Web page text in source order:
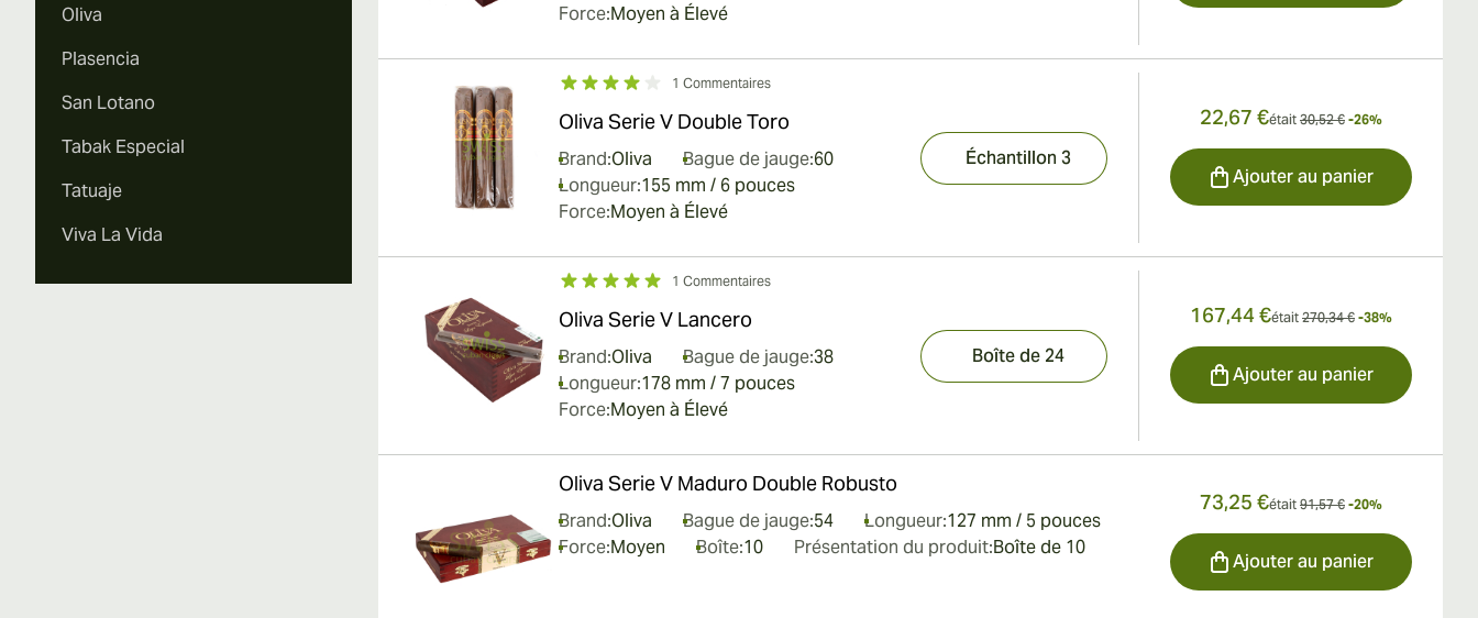
Oliva
Plasencia
San Lotano
Tabak Especial
Tatuaje
Viva La Vida
Force:Moyen à Élevé
1 Commentaires
Oliva Serie V Double Toro
Brand:Oliva Bague de jauge:60
Longueur:155 mm / 6 pouces
Force:Moyen à Élevé
22,67 €était 30,52 € -26%
Ajouter au panier
Échantillon 3
1 Commentaires
Oliva Serie V Lancero
Brand:Oliva Bague de jauge:38
Longueur:178 mm / 7 pouces
Force:Moyen à Élevé
167,44 €était 270,34 € -38%
Ajouter au panier
Boîte de 24
Oliva Serie V Maduro Double Robusto
Brand:Oliva Bague de jauge:54 Longueur:127 mm / 5 pouces
Force:Moyen Boîte:10 Présentation du produit:Boîte de 10
73,25 €était 91,57 € -20%
Ajouter au panier